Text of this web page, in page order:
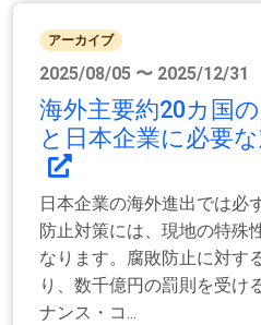
アーカイブ
2025/08/05 〜 2025/12/31
海外主要約20カ国
と日本企業に必要
日本企業の海外進出では必
防止対策には、現地の特殊
なります。腐敗防止に対す
り、数千億円の罰則を受け
ナンス・コ...